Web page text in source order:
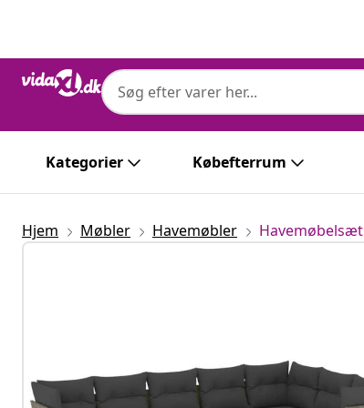
Kategorier Købefterrum
Hjem Møbler Havemøbler Havemøbelsæt